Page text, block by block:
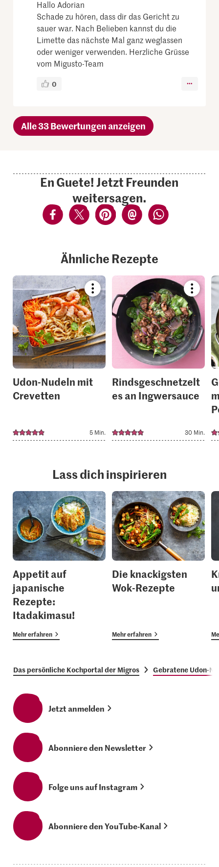
Hallo Adorian
Schade zu hören, dass dir das Gericht zu
sauer war. Nach Belieben kannst du die
Limette das nächste Mal ganz weglassen
oder weniger verwenden. Herzliche Grüsse
vom Migusto-Team
0
Alle 33 Bewertungen anzeigen
En Guete! Jetzt Freunden
weitersagen.
Ähnliche Rezepte
Bookmark
recipe
or
add
it
to
your
collections.
Udon-Nudeln mit
Crevetten
5 Min.
recipe
or
add
it
to
your
Rindsgeschnetzelt
es an Ingwersauce
30 Min.
Lass dich inspirieren
Appetit auf
japanische
Rezepte:
Itadakimasu!
Mehr erfahren
Die knackigsten
Wok-Rezepte
Mehr erfahren
Das persönliche Kochportal der Migros Gebratene Udon-
Jetzt anmelden
Abonniere den Newsletter
Folge uns auf Instagram
Abonniere den YouTube-Kanal